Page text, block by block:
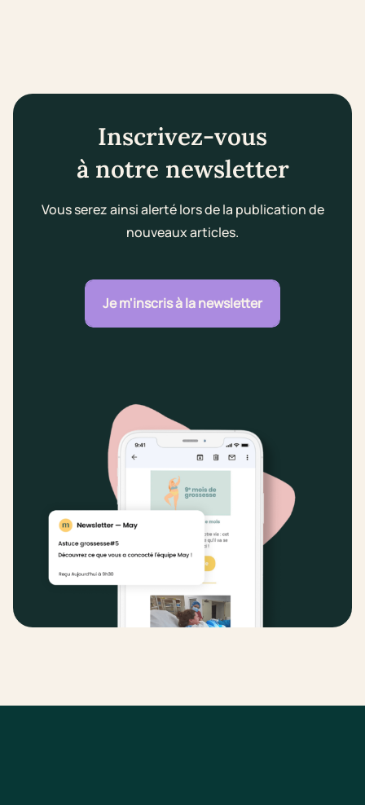
Inscrivez-vous
à notre newsletter
Vous serez ainsi alerté lors de la publication de
nouveaux articles.
Je m'inscris à la newsletter